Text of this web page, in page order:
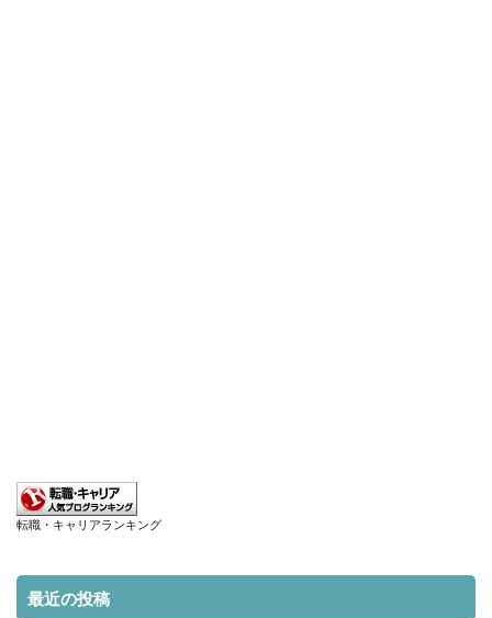
転職・キャリアランキング
最近の投稿